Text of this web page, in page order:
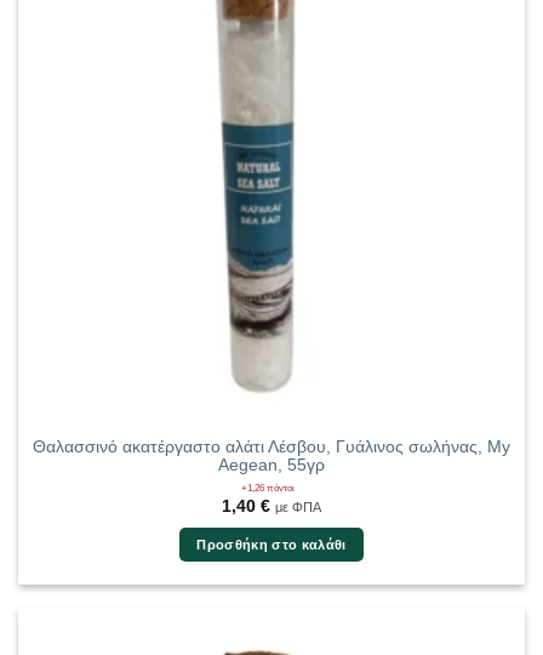
Θαλασσινό ακατέργαστο αλάτι Λέσβου, Γυάλινος σωλήνας, My
Aegean, 55γρ
+1,26 πόντοι
1,40 € με ΦΠΑ
Προσθήκη στο καλάθι